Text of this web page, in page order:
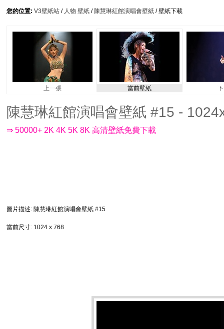
您的位置: V3壁紙站 / 人物 壁紙 / 陳慧琳紅館演唱會壁紙 / 壁紙下載
上一張 當前壁紙
陳慧琳紅館演唱會壁紙 #15 -
⇒ 50000+ 2K 4K 5K 8K 高清壁紙免費下載
圖片描述: 陳慧琳紅館演唱會壁紙 #15
當前尺寸: 1024 x 768